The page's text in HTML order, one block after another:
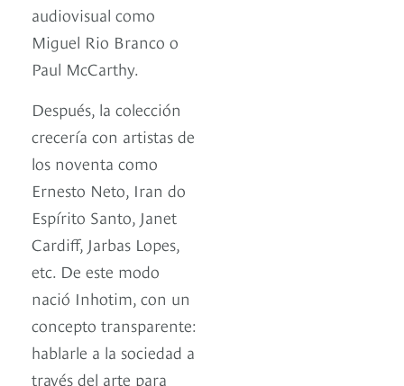
audiovisual como
Miguel Rio Branco o
Paul McCarthy.
Después, la colección
crecería con artistas de
los noventa como
Ernesto Neto, Iran do
Espírito Santo, Janet
Cardiff, Jarbas Lopes,
etc. De este modo
nació Inhotim, con un
concepto transparente:
hablarle a la sociedad a
través del arte para